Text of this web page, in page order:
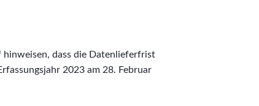
dass die Datenlieferfrist
2023 am 28. Februar